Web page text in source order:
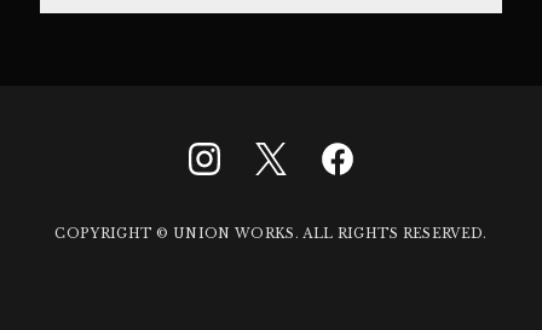
COPYRIGHT © UNION WORKS. ALL RIGHTS RESERVED.